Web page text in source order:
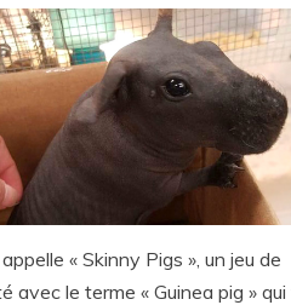
« Skinny Pigs », un jeu de
avec le terme « Guinea pig »